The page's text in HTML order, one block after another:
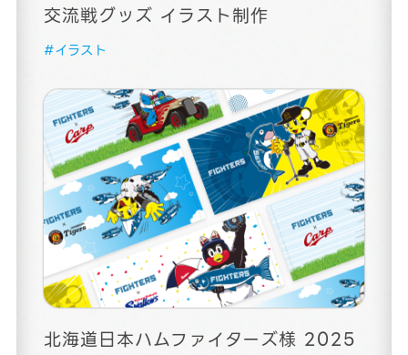
交流戦グッズ イラスト制作
#イラスト
北海道日本ハムファイターズ様 2025